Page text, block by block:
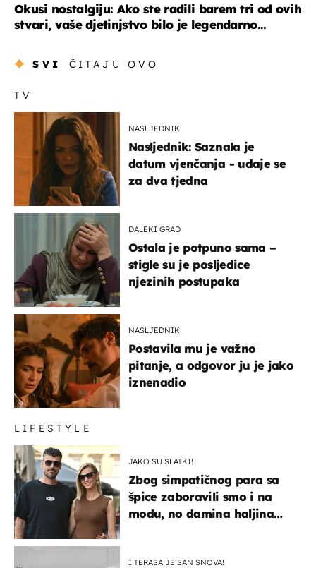
Okusi nostalgiju: Ako ste radili barem tri od ovih
stvari, vaše djetinjstvo bilo je legendarno...
SVI ČITAJU OVO
TV
NASLJEDNIK
Nasljednik: Saznala je
datum vjenčanja - udaje se
za dva tjedna
DALEKI GRAD
Ostala je potpuno sama –
stigle su je posljedice
njezinih postupaka
NASLJEDNIK
Postavila mu je važno
pitanje, a odgovor ju je jako
iznenadio
LIFESTYLE
JAKO SU SLATKI!
Zbog simpatičnog para sa
špice zaboravili smo i na
modu, no damina haljina
I TERASA JE SAN SNOVA!